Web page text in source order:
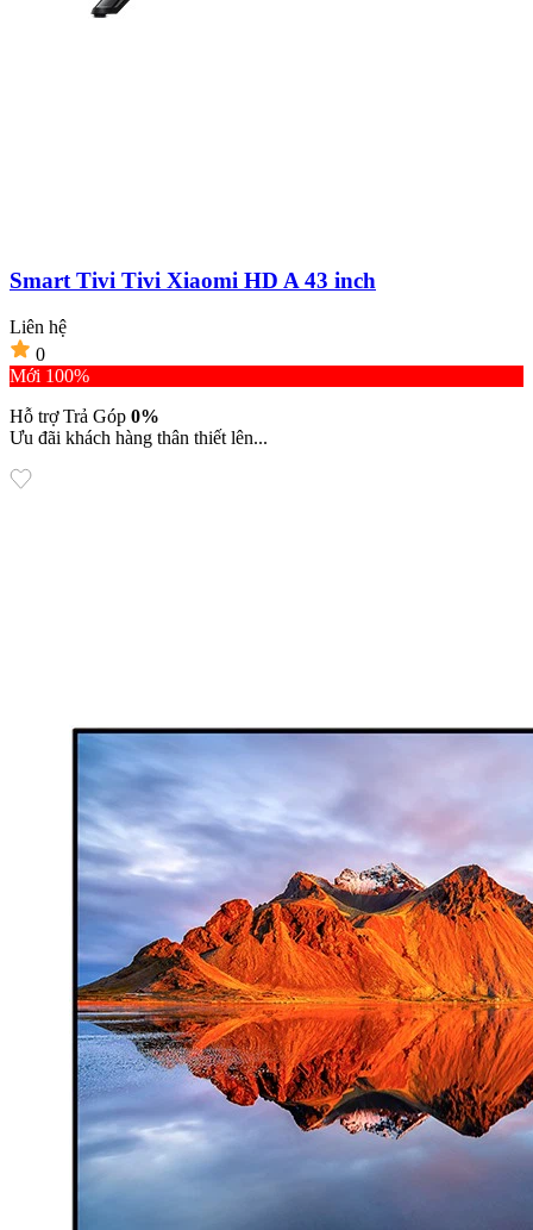
Smart Tivi Tivi Xiaomi HD A 43 inch
Liên hệ
0
Mới 100%
Hỗ trợ Trả Góp 0%
Ưu đãi khách hàng thân thiết lên...